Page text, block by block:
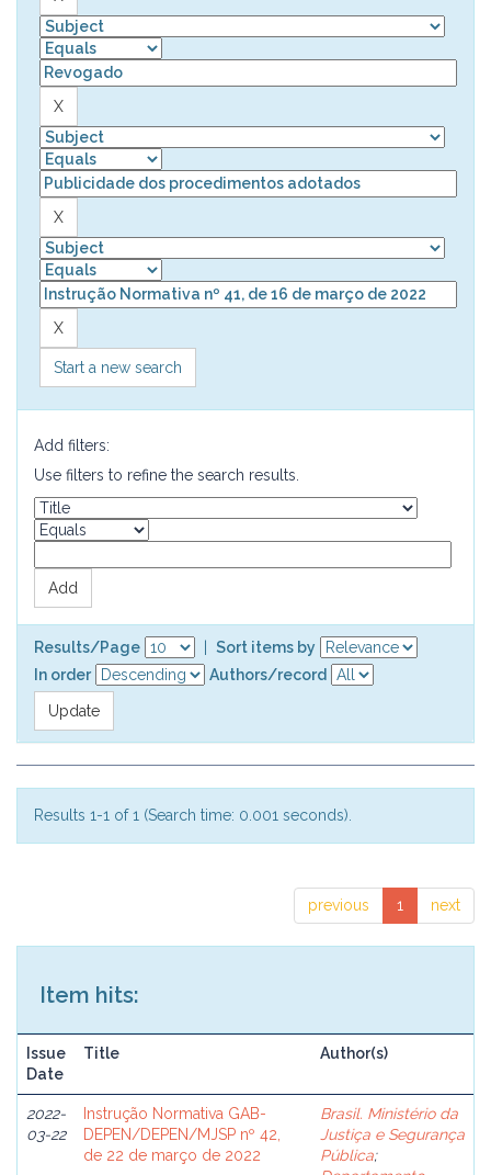
Start a new search
Add filters:
Use filters to refine the search results.
Results/Page
Sort items by
In order
Authors/record
Results 1-1 of 1 (Search time: 0.001 seconds).
previous 1 next
Item hits:
Issue
Date
Title Author(s)
2022-
03-22
Instrução Normativa GAB-
DEPEN/DEPEN/MJSP nº 42,
de 22 de março de 2022
Brasil. Ministério da
Justiça e Segurança
Pública;